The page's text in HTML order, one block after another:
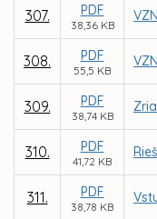
307. PDF
38,36 KB
308. PDF
55,5 KB
309. PDF
38,74 KB
310. PDF
41,72 KB
311. PDF
38,78 KB